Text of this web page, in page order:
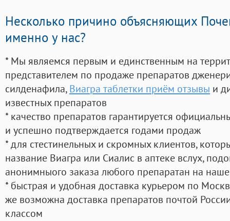
Несколько причино объясняющих
именно у нас?
* Мы являемся первым и единственным на
представителем по продаже препаратов
силденафила, Виагра таблетки приём отзывы и
известных препаратов
* качество препаратов гарантируется
и успешно подтверждается годами продаж
* для стестинельных и скромных клиентов,
название Виагра или Сиалис в аптеке вслух,
анонимныого заказа любого препаратан на
* быстрая и удобная доставка курьером по
же возможна доставка препаратов почтой
классом